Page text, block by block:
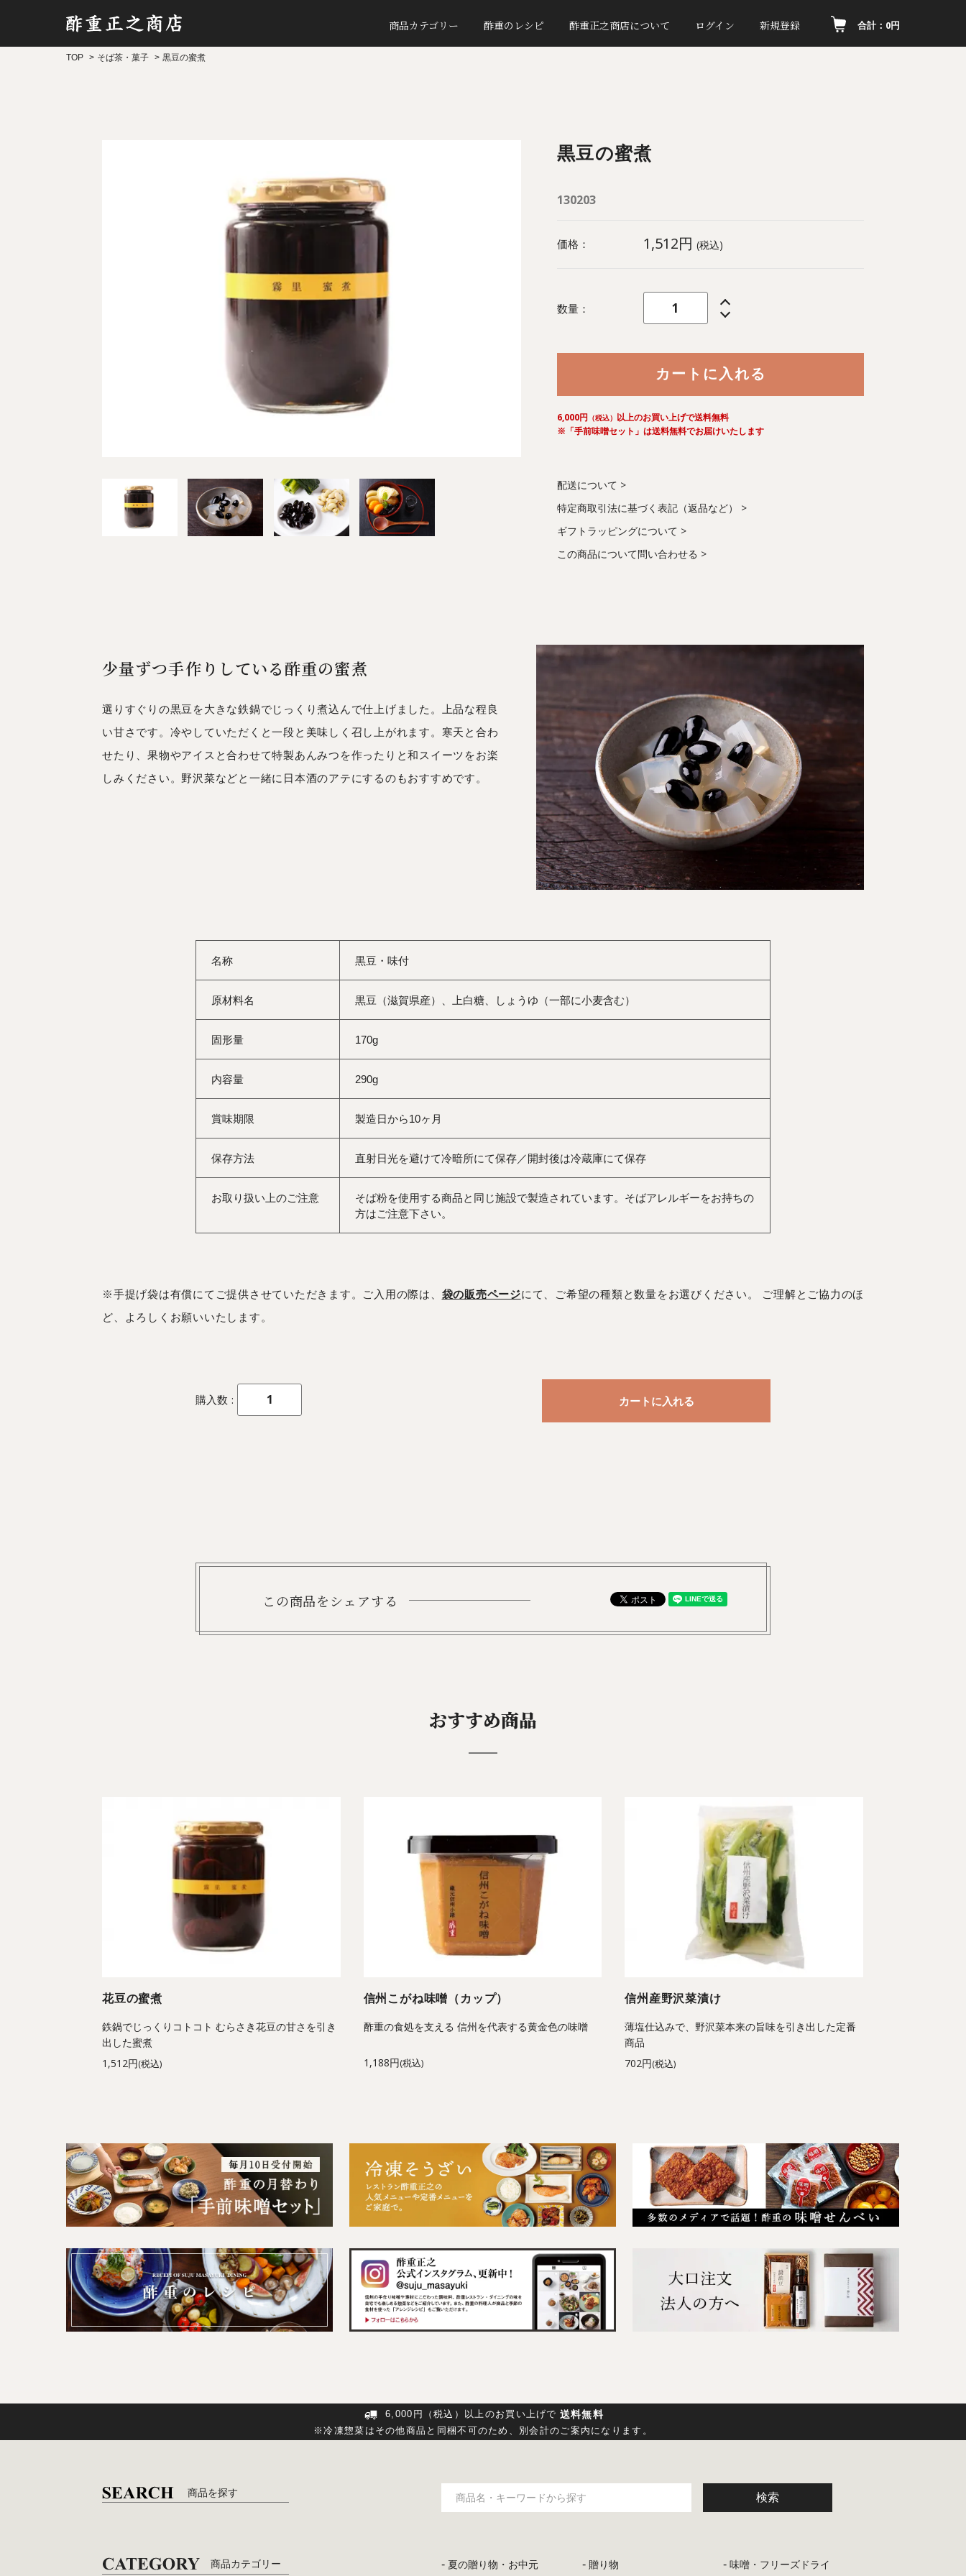
商品カテゴリー 酢重のレシピ 酢重正之商店について ログイン 新規登録 合計：0円
TOP そば茶・菓子 黒豆の蜜煮
黒豆の蜜煮
130203
価格： 1,512円 (税込)
数量：
カートに入れる
6,000円 （税込） 以上のお買い上げで送料無料
※「手前味噌セット」は送料無料でお届けいたします
配送について
特定商取引法に基づく表記（返品など）
ギフトラッピングについて
この商品について問い合わせる
少量ずつ手作りしている酢重の蜜煮
選りすぐりの黒豆を大きな鉄鍋でじっくり煮込んで仕上げました。上品な程良
い甘さです。冷やしていただくと一段と美味しく召し上がれます。寒天と合わ
せたり、果物やアイスと合わせて特製あんみつを作ったりと和スイーツをお楽
しみください。野沢菜などと一緒に日本酒のアテにするのもおすすめです。
名称 黒豆・味付
原材料名 黒豆（滋賀県産）、上白糖、しょうゆ（一部に小麦含む）
固形量 170g
内容量 290g
賞味期限 製造日から10ヶ月
保存方法 直射日光を避けて冷暗所にて保存／開封後は冷蔵庫にて保存
お取り扱い上のご注意
そば粉を使用する商品と同じ施設で製造されています。そばアレルギーをお持ちの
方はご注意下さい。
※手提げ袋は有償にてご提供させていただきます。ご入用の際は、 袋の販売ページにて、ご希望の種類と数量をお選びください。 ご理解とご協力のほ
ど、よろしくお願いいたします。
購入数
この商品をシェアする
おすすめ商品
花豆の蜜煮
鉄鍋でじっくりコトコト むらさき花豆の甘さを引き
出した蜜煮
1,512円(税込)
信州こがね味噌（カップ）
酢重の食処を支える 信州を代表する黄金色の味噌
1,188円(税込)
信州産野沢菜漬け
薄塩仕込みで、野沢菜本来の旨味を引き出した定番
商品
702円(税込)
6,000円（税込）以上のお買い上げで 送料無料
※冷凍惣菜はその他商品と同梱不可のため、 別会計のご案内になります。
商品を探す
商品カテゴリー 夏の贈り物・お中元 贈り物 味噌・フリーズドライ